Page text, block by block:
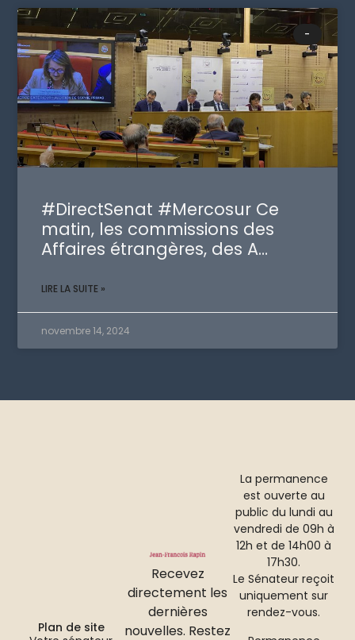
-
#DirectSenat #Mercosur Ce
matin, les commissions des
Affaires étrangères, des A…
LIRE LA SUITE »
novembre 14, 2024
Recevez
directement les
dernières
nouvelles. Restez
La permanence
est ouverte au
public du lundi au
vendredi de 09h à
12h et de 14h00 à
17h30.
Le Sénateur reçoit
uniquement sur
rendez-vous.
Plan de site